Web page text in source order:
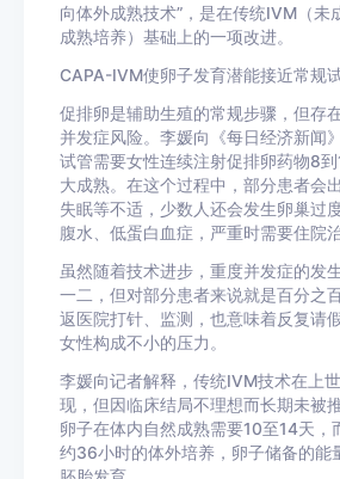
向体外成熟技术”，是在传统IVM（未
成熟培养）基础上的一项改进。
CAPA-IVM使卵子发育潜能接近常规
促排卵是辅助生殖的常规步骤，但存
并发症风险。李媛向《每日经济新闻
试管需要女性连续注射促排卵药物8
大成熟。在这个过程中，部分患者会
失眠等不适，少数人还会发生卵巢
腹水、低蛋白血症，严重时需要住院治
虽然随着技术进步，重度并发症的发
一二，但对部分患者来说就是百分之
返医院打针、监测，也意味着反复请
女性构成不小的压力。
李媛向记者解释，传统IVM技术在上
现，但因临床结局不理想而长期未被
卵子在体内自然成熟需要10至14天，
约36小时的体外培养，卵子储备的能